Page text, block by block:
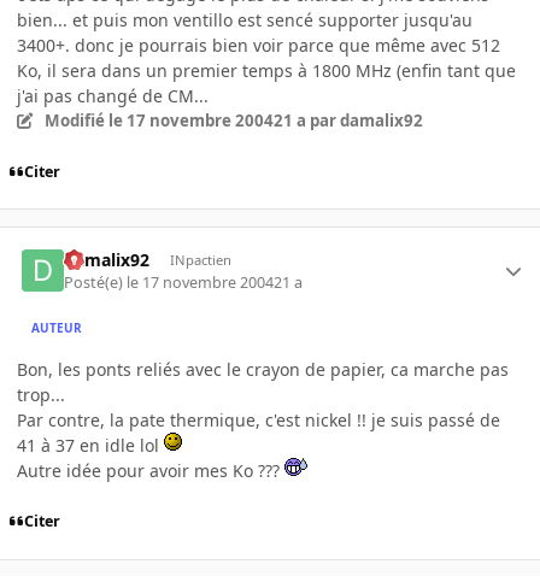
bien... et puis mon ventillo est sencé supporter jusqu'au
3400+. donc je pourrais bien voir parce que même avec 512
Ko, il sera dans un premier temps à 1800 MHz (enfin tant que
j'ai pas changé de CM...
Modifié le 17 novembre 200421 a par damalix92
Citer
damalix92 INpactien
Posté(e) le 17 novembre 200421 a
AUTEUR
Bon, les ponts reliés avec le crayon de papier, ca marche pas
trop...
Par contre, la pate thermique, c'est nickel !! je suis passé de
41 à 37 en idle lol
Autre idée pour avoir mes Ko ???
Citer